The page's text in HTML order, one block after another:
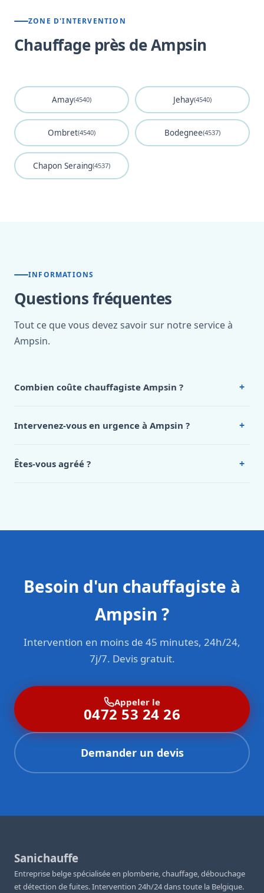
ZONE D'INTERVENTION
Chauffage près de Ampsin
Amay(4540) Jehay(4540)
Ombret(4540) Bodegnee(4537)
Chapon Seraing(4537)
INFORMATIONS
Questions fréquentes
Tout ce que vous devez savoir sur notre service à
Ampsin.
Combien coûte chauffagiste Ampsin ? +
Ampsin, appelez le 0472 53 24 26.
Intervenez-vous en urgence à Ampsin ? +
Êtes-vous agréé ? +
Besoin d'un chauffagiste à
Ampsin ?
Intervention en moins de 45 minutes, 24h/24,
7j/7. Devis gratuit.
Appeler le
0472 53 24 26
Demander un devis
Sanichauffe
Entreprise belge spécialisée en plomberie, chauffage, débouchage
et détection de fuites. Intervention 24h/24 dans toute la Belgique.